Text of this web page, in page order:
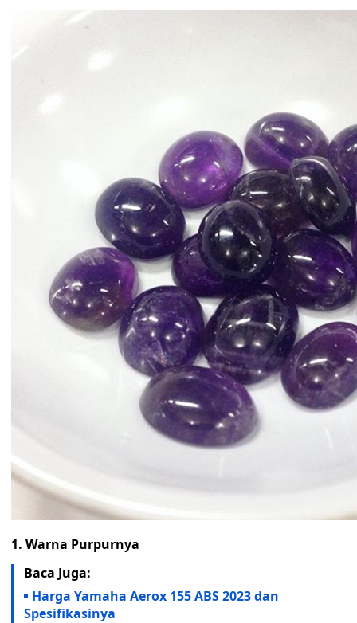
1. Warna Purpurnya
Baca Juga:
Harga Yamaha Aerox 155 ABS 2023 dan
Spesifikasinya